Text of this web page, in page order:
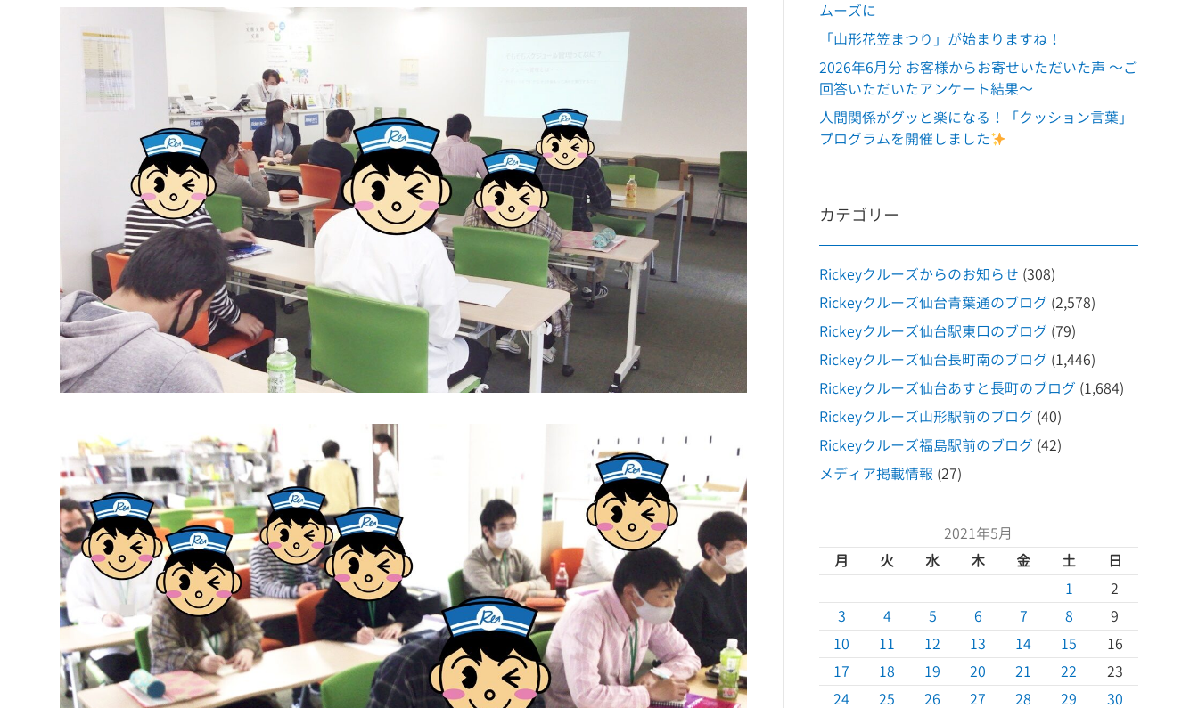
ムーズに
「山形花笠まつり」が始まりますね！
2026年6月分 お客様からお寄せいただいた声 ～ご
回答いただいたアンケート結果～
人間関係がグッと楽になる！「クッション言葉」
プログラムを開催しました
カテゴリー
Rickeyクルーズからのお知らせ (308)
Rickeyクルーズ仙台青葉通のブログ (2,578)
Rickeyクルーズ仙台駅東口のブログ (79)
Rickeyクルーズ仙台長町南のブログ (1,446)
Rickeyクルーズ仙台あすと長町のブログ (1,684)
Rickeyクルーズ山形駅前のブログ (40)
Rickeyクルーズ福島駅前のブログ (42)
メディア掲載情報 (27)
2021年5月
月
火 水 木 金 土
日
1
2
3
4 5 6 7 8
9
10
11 12 13 14 15
16
17
18 19 20 21 22
23
24
25 26 27 28 29
30